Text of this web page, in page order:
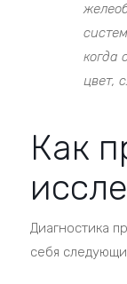
когда
цвет,
Как
Диагностика
себя